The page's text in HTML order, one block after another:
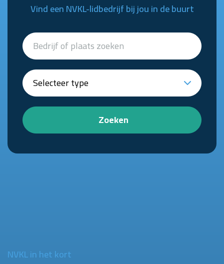
Vind een NVKL-lidbedrijf bij jou in de buurt
Zoeken
NVKL in het kort